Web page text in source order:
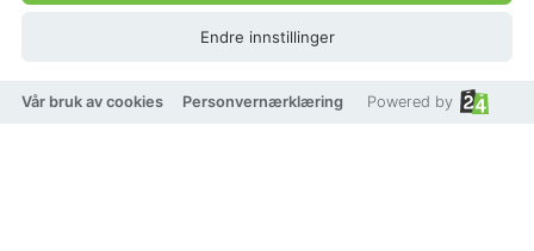
Endre innstillinger
Vår bruk av cookies Personvernærklæring Powered by